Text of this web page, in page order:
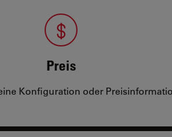
Preis
Konfiguration oder